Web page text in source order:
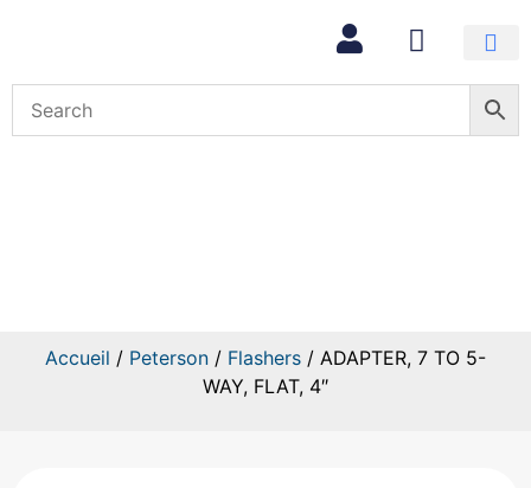
Accueil / Peterson / Flashers / ADAPTER, 7 TO 5-
WAY, FLAT, 4″